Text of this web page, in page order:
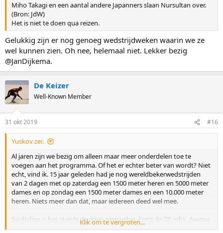
Miho Takagi en een aantal andere Japanners slaan Nursultan over.
(Bron: JdW)
Het is niet te doen qua reizen.
Gelukkig zijn er nog genoeg wedstrijdweken waarin we ze
wel kunnen zien. Oh nee, helemaal niet. Lekker bezig
@JanDijkema.
De Keizer
Well-Known Member
31 okt 2019 #16
Yuskov zei:
Al jaren zijn we bezig om alleen maar meer onderdelen toe te
voegen aan het programma. Of het er echter beter van wordt? Niet
echt, vind ik. 15 jaar geleden had je nog wereldbekerwedstrijden
van 2 dagen met op zaterdag een 1500 meter heren en 5000 meter
dames en op zondag een 1500 meter dames en een 10.000 meter
heren. Niets meer dan dat, maar iedereen deed wel mee.
Sindsdien is het steeds drukker geworden. Eerst de TP erbij, daarna
werden aparte sprint wereldbekers en allround wereldbekers
Klik om te vergroten...